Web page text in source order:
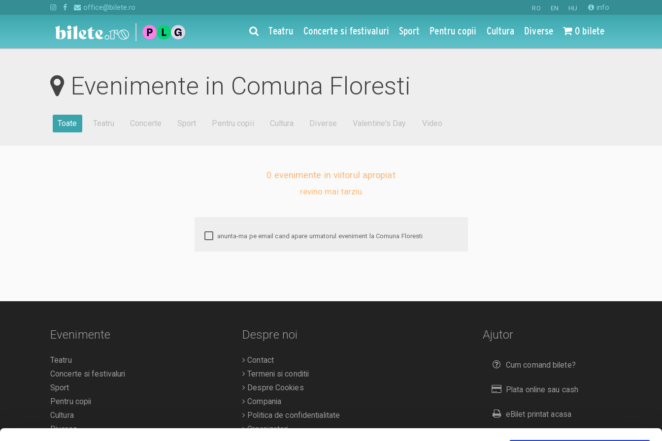
RO EN HU info
office@bilete.ro
Teatru Concerte si festivaluri Sport Pentru copii Cultura Diverse 0 bilete
Evenimente in Comuna Floresti
Toate Teatru Concerte Sport Pentru copii Cultura Diverse Valentine's Day Video
0 evenimente in viitorul apropiat
revino mai tarziu
anunta-ma pe email cand apare urmatorul eveniment la Comuna Floresti
Ajutor
Cum comand bilete?
Plata online sau cash
eBilet printat acasa
Livrare prin curier
Evenimente
Teatru
Concerte si festivaluri
Sport
Pentru copii
Cultura
Diverse
Despre noi
Contact
Termeni si conditii
Despre Cookies
Compania
Politica de confidentialitate
Organizatori